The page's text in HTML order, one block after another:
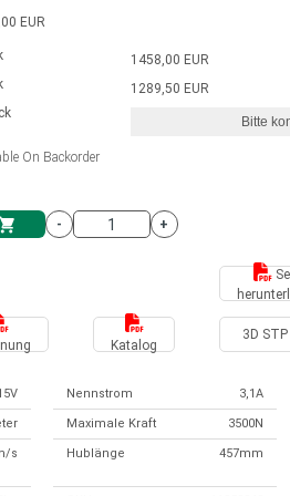
und internem
Controller
Bürsten
mit
EUR
On Backorder
1458,00 EUR
1289,50 EUR
Bitte
- +
Katalog
3D STP
Nennstrom 3,1A
Maximale Kraft 3500N
s Hublänge 457mm